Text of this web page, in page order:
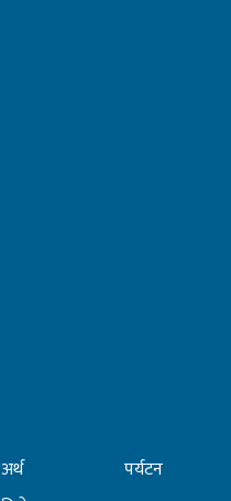
अर्थ
पर्यटन